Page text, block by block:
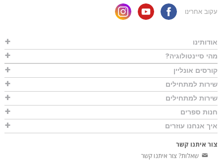
עקוב אחרינו
אודותינו
מהי סיינטולוגיה?
קורסים אונליין
שירות למתחילים
שירות למתחילים
חנות ספרים
איך אנחנו עוזרים
צור איתנו קשר
שאלות? צור איתנו קשר